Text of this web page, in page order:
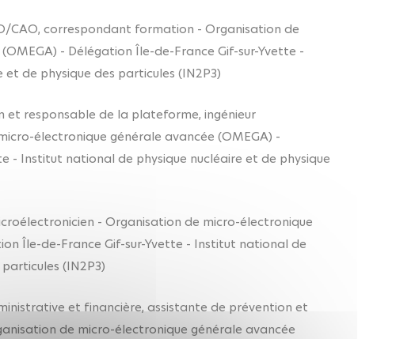
CAO, correspondant formation - Organisation de
- Délégation Île-de-France Gif-sur-Yvette -
de physique des particules (IN2P3)
et responsable de la plateforme, ingénieur
électronique générale avancée (OMEGA) -
- Institut national de physique nucléaire et de physique
- Organisation de micro-électronique
Île-de-France Gif-sur-Yvette - Institut national de
(IN2P3)
et financière, assistante de prévention et
de micro-électronique générale avancée